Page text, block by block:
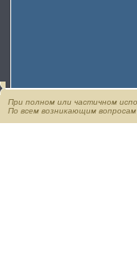
При полном или частичном
По всем возникающим